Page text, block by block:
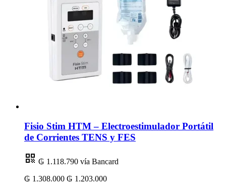
Fisio Stim HTM – Electroestimulador Portátil
de Corrientes TENS y FES
₲ 1.118.790 vía Bancard
₲ 1.308.000 ₲ 1.203.000